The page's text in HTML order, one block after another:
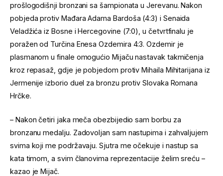
prošlogodišnji bronzani sa šampionata u Jerevanu. Nakon
pobjeda protiv Mađara Adama Bardoša (4:3) i Senaida
Veladžića iz Bosne i Hercegovine (7:0), u četvrtfinalu je
poražen od Turčina Enesa Ozdemira 4:3. Ozdemir je
plasmanom u finale omogućio Mijaču nastavak takmičenja
kroz repasaž, gdje je pobjedom protiv Mihaila Mihitarijana iz
Jermenije izborio duel za bronzu protiv Slovaka Romana
Hrčke.
– Nakon četiri jaka meča obezbijedio sam borbu za
bronzanu medalju. Zadovoljan sam nastupima i zahvaljujem
svima koji me podržavaju. Sjutra me očekuje i nastup sa
kata timom, a svim članovima reprezentacije želim sreću –
kazao je Mijač.